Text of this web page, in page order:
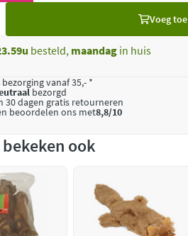
Voeg toe
besteld, maandag in huis
bezorging vanaf 35,- *
bezorgd
30 dagen gratis retourneren
beoordelen ons met8,8/10
ook